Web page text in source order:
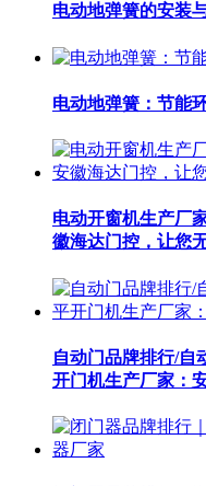
电动地弹簧的安装
电动地弹簧：节能
电动开窗机生产厂
徽海达门控，让您
自动门品牌排行/自
开门机生产厂家：